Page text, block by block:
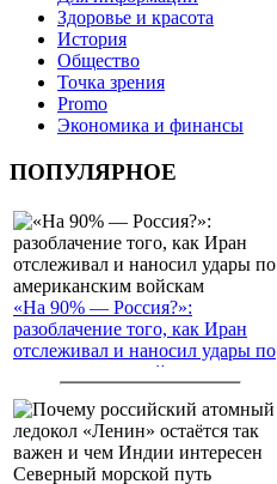
Здоровье и красота
История
Общество
Точка зрения
Promo
Экономика и финансы
ПОПУЛЯРНОЕ
«На 90% — Россия?»:
разоблачение того, как Иран
отслеживал и наносил удары по
американским войскам